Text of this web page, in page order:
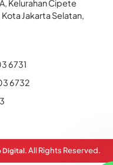
Kelurahan Cipete
Jakarta Selatan,
6731
6732
Digital. All Rights Reserved.